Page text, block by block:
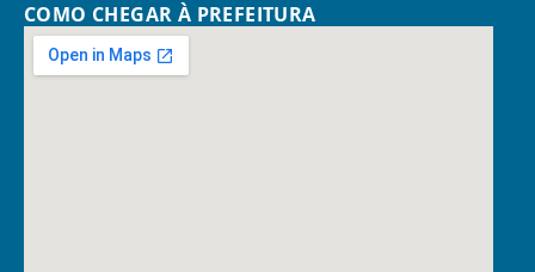
COMO CHEGAR À PREFEITURA